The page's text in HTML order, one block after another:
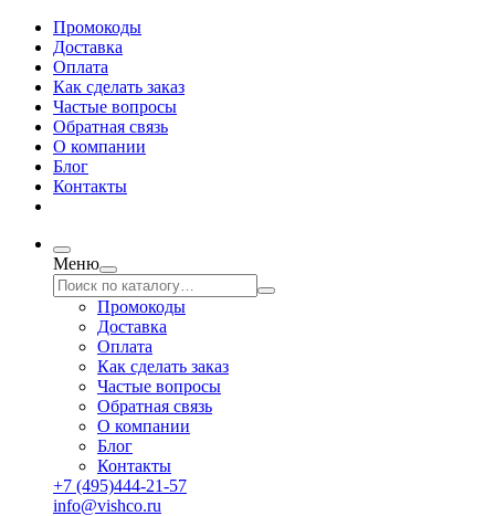
Промокоды
Доставка
Оплата
Как сделать заказ
Частые вопросы
Обратная связь
О компании
Блог
Контакты
Меню
Промокоды
Доставка
Оплата
Как сделать заказ
Частые вопросы
Обратная связь
О компании
Блог
Контакты
+7 (495)444-21-57
info@vishco.ru